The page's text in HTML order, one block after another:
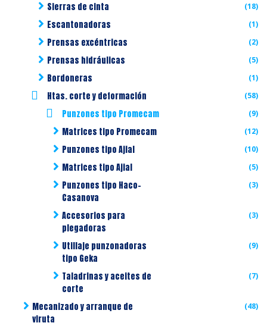
Sierras de cinta (18)
Escantonadoras (1)
Prensas excéntricas (2)
Prensas hidráulicas (5)
Bordoneras (1)
Htas. corte y deformación (58)
Punzones tipo Promecam (9)
Matrices tipo Promecam (12)
Punzones tipo Ajial (10)
Matrices tipo Ajial (5)
Punzones tipo Haco-
Casanova
(3)
Accesorios para
plegadoras
(3)
Utillaje punzonadoras
tipo Geka
(9)
Taladrinas y aceites de
corte
(7)
Mecanizado y arranque de
viruta
(48)